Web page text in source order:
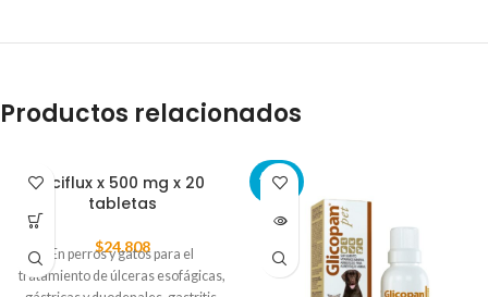
Productos relacionados
Aciflux x 500 mg x 20
tabletas
$24.808
En perros y gatos para el
tratamiento de úlceras esofágicas,
AGOT
ADO